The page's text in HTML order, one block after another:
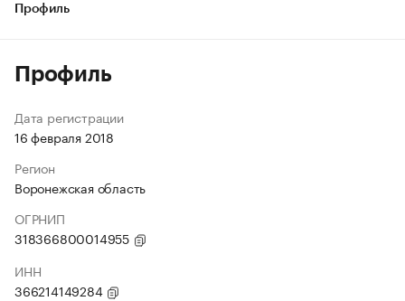
Профиль
Профиль
Дата регистрации
16 февраля 2018
Регион
Воронежская область
ОГРНИП
318366800014955
ИНН
366214149284